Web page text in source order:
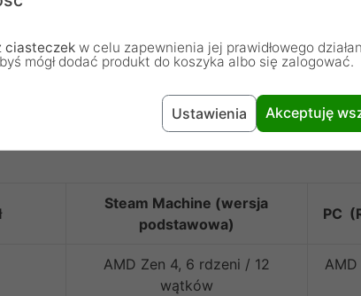
Steam Machine (wersja
podstawowa)
PC
AMD Zen 4, 6 rdzeni / 12
wątków
ciasteczek w celu zapewnienia jej prawidłowego
mógł dodać produkt do koszyka albo się zalogować.
Ustawienia Akceptuję